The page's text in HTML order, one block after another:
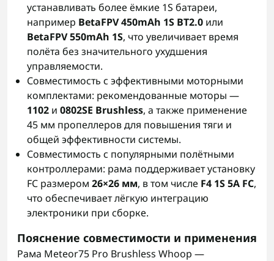
устанавливать более ёмкие 1S батареи,
например BetaFPV 450mAh 1S BT2.0 или
BetaFPV 550mAh 1S, что увеличивает время
полёта без значительного ухудшения
управляемости.
Совместимость с эффективными моторными
комплектами: рекомендованные моторы —
1102 и 0802SE Brushless, а также применение
45 мм пропеллеров для повышения тяги и
общей эффективности системы.
Совместимость с популярными полётными
контроллерами: рама поддерживает установку
FC размером 26×26 мм, в том числе F4 1S 5A FC,
что обеспечивает лёгкую интеграцию
электроники при сборке.
Пояснение совместимости и применения
Рама Meteor75 Pro Brushless Whoop —